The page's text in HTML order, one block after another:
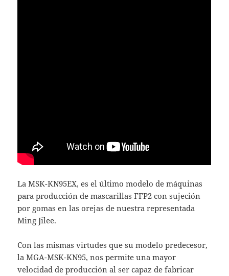
La MSK-KN95EX, es el último modelo de máquinas
para producción de mascarillas FFP2 con sujeción
por gomas en las orejas de nuestra representada
Ming Jilee.
Con las mismas virtudes que su modelo predecesor,
la MGA-MSK-KN95, nos permite una mayor
velocidad de producción al ser capaz de fabricar